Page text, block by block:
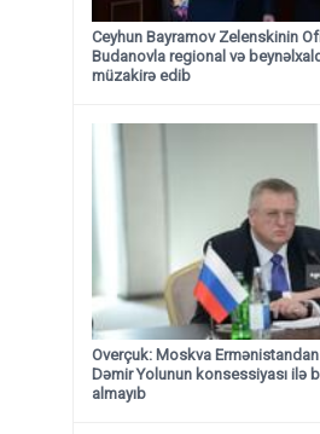
Ceyhun Bayramov Zelenskinin
Budanovla regional və
müzakirə edib
Overçuk: Moskva
Dəmir Yolunun konsessiyası ilə
almayıb